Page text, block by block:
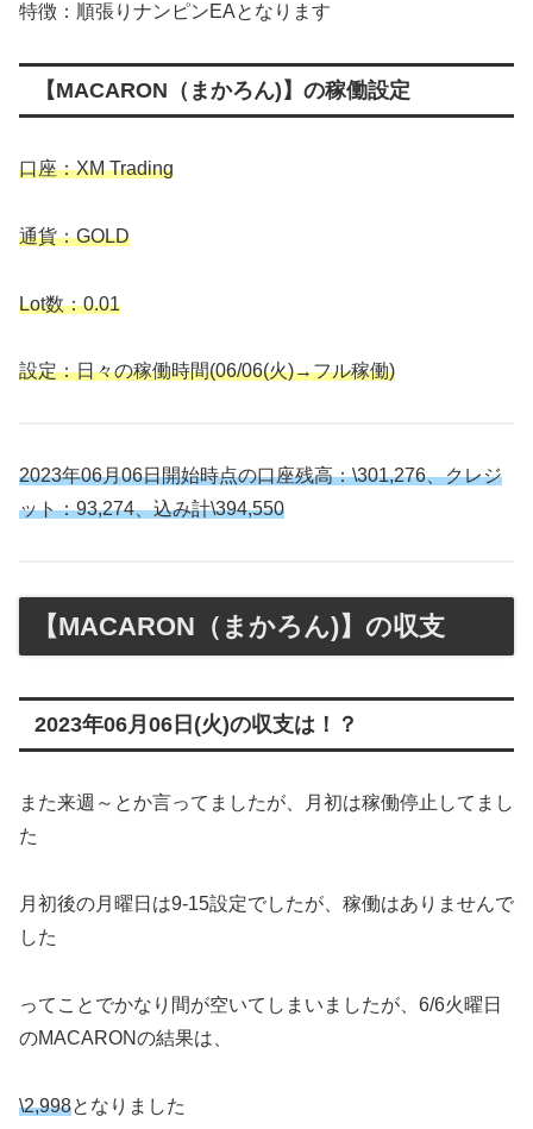
特徴：順張りナンピンEAとなります
【MACARON（まかろん)】の稼働設定
口座：XM Trading
通貨：GOLD
Lot数：0.01
設定：日々の稼働時間(06/06(火)→フル稼働)
2023年06月06日開始時点の口座残高：\301,276、クレジ
ット：93,274、込み計\394,550
【MACARON（まかろん)】の収支
2023年06月06日(火)の収支は！？
また来週～とか言ってましたが、月初は稼働停止してまし
た
月初後の月曜日は9-15設定でしたが、稼働はありませんで
した
ってことでかなり間が空いてしまいましたが、6/6火曜日
のMACARONの結果は、
\2,998となりました